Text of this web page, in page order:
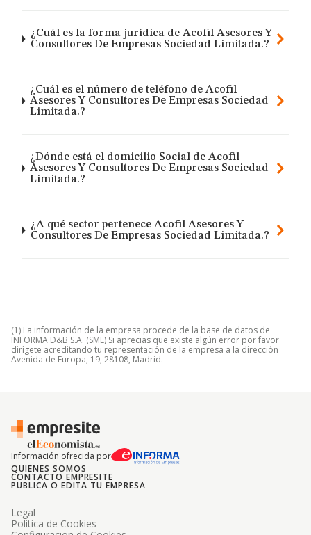
¿Cuál es la forma jurídica de Acofil Asesores Y
Consultores De Empresas Sociedad Limitada.?
¿Cuál es el número de teléfono de Acofil
Asesores Y Consultores De Empresas Sociedad
Limitada.?
¿Dónde está el domicilio Social de Acofil
Asesores Y Consultores De Empresas Sociedad
Limitada.?
¿A qué sector pertenece Acofil Asesores Y
Consultores De Empresas Sociedad Limitada.?
(1) La información de la empresa procede de la base de datos de
INFORMA D&B S.A. (SME) Si aprecias que existe algún error por favor
dirígete acreditando tu representación de la empresa a la dirección
Avenida de Europa, 19, 28108, Madrid.
Información ofrecida por
QUIENES SOMOS
CONTACTO EMPRESITE
PUBLICA O EDITA TU EMPRESA
Legal
Politica de Cookies